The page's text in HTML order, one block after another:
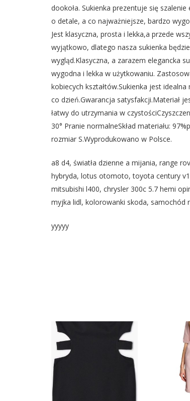
dookoła. Sukienka prezentuje się
o detale, a co najważniejsze, bardzo
Jest klasyczna, prosta i lekka,a przede
wyjątkowo, dlatego nasza sukienka
wygląd.Klasyczna, a zarazem elegancka
wygodna i lekka w użytkowaniu.
kobiecych kształtów.Sukienka jest
co dzień.Gwarancja satysfakcji.Materiał
łatwy do utrzymania w
30° Pranie normalneSkład materiału:
rozmiar S.Wyprodukowano w Polsce.
a8 d4, światła dzienne a mijania, range
hybryda, lotus otomoto, toyota century
mitsubishi l400, chrysler 300c 5.7 hemi
myjka lidl, kolorowanki skoda, samochód
yyyyy